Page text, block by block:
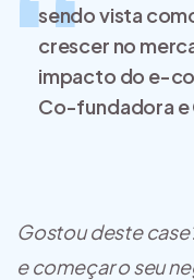
sendo vista
crescer no
impacto do e-
Co-fundadora e
Gostou deste
e começar o seu